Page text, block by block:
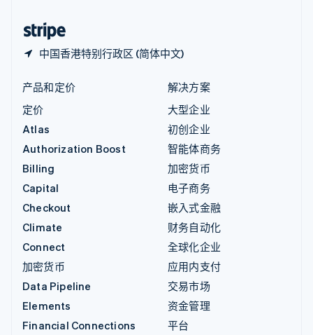
中国香港特别行政区 (简体中文)
产品和定价
定价
Atlas
Authorization Boost
Billing
Capital
Checkout
Climate
Connect
加密货币
Data Pipeline
Elements
Financial Connections
解决方案
大型企业
初创企业
智能体商务
加密货币
电子商务
嵌入式金融
财务自动化
全球化企业
应用内支付
交易市场
资金管理
平台